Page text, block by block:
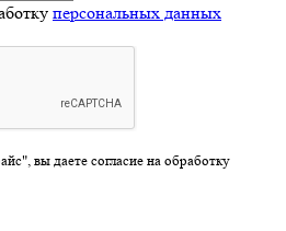
персональных данных
вы даете согласие на обработку